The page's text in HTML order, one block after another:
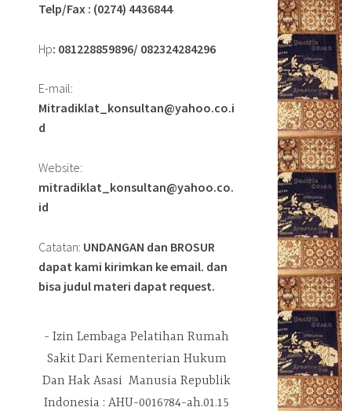
Telp/Fax : (0274) 4436844
Hp: 081228859896/ 082324284296
E-mail:
Mitradiklat_konsultan@yahoo.co.i
d
Website:
mitradiklat_konsultan@yahoo.co.
id
Catatan: UNDANGAN dan BROSUR
dapat kami kirimkan ke email. dan
bisa judul materi dapat request.
Izin Lembaga Pelatihan Rumah
Sakit Dari Kementerian Hukum
Dan Hak Asasi Manusia Republik
Indonesia : AHU-0016784-ah.01.15